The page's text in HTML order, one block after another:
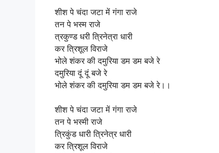
शीश पे चंदा जटा में गंगा राजे
तन पे भस्म राजे
त्रकुण्ड धरी त्रिनेत्रा धारी
कर त्रिशूल विराजे
भोले शंकर की दमुरिया डम डम बजे रे
दमुरिया दूं दूं बजे रे
भोले शंकर की दमुरिया डम डम बजे रे।।
शीश पे चंदा जटा में गंगा राजे
तन पे भस्मी राजे
त्रिकुंड धारी त्रिनेत्र धारी
कर त्रिशूल विराजे